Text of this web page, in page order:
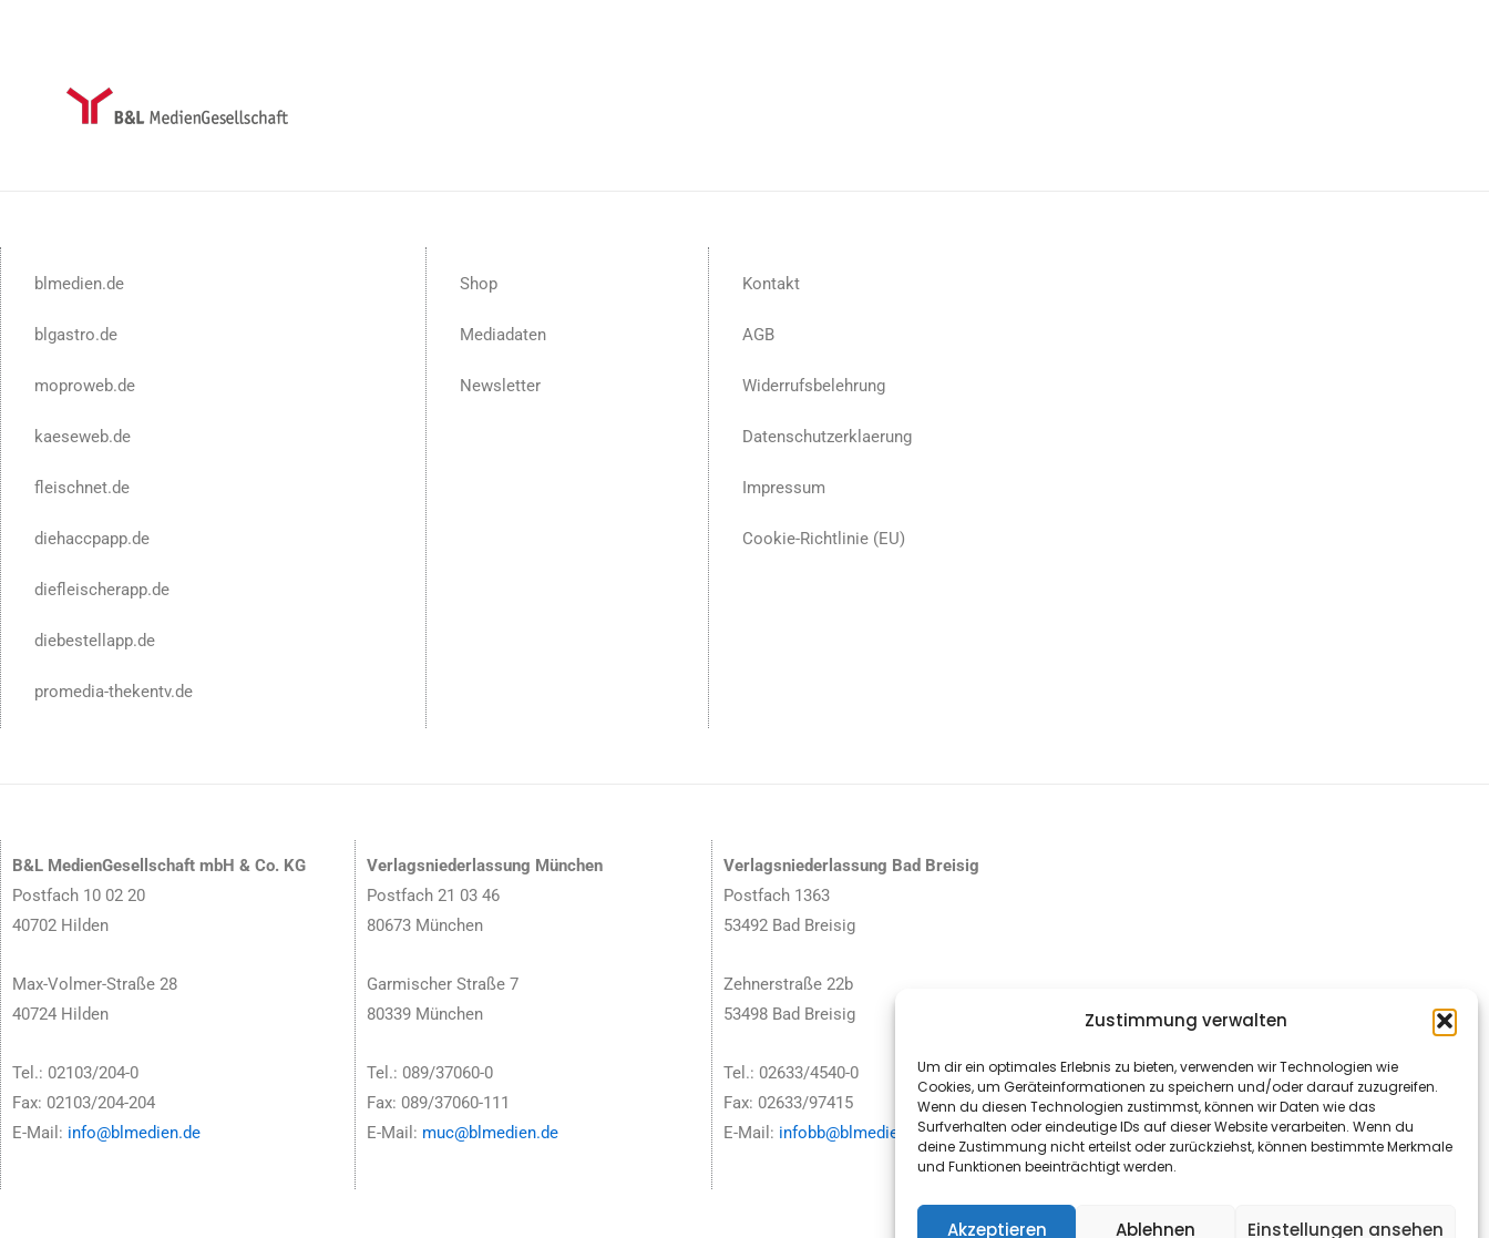
Zustimmung verwalten
Um dir ein optimales Erlebnis zu bieten, verwenden wir Technologien wie
Cookies, um Geräteinformationen zu speichern und/oder darauf zuzugreifen.
Wenn du diesen Technologien zustimmst, können wir Daten wie das
Surfverhalten oder eindeutige IDs auf dieser Website verarbeiten. Wenn du
deine Zustimmung nicht erteilst oder zurückziehst, können bestimmte Merkmale
und Funktionen beeinträchtigt werden.
Akzeptieren Ablehnen Einstellungen ansehen
blmedien.de
blgastro.de
moproweb.de
kaeseweb.de
fleischnet.de
diehaccpapp.de
diefleischerapp.de
diebestellapp.de
promedia-thekentv.de
Shop
Mediadaten
Newsletter
Kontakt
AGB
Widerrufsbelehrung
Datenschutzerklaerung
Impressum
Cookie-Richtlinie (EU)
B&L MedienGesellschaft mbH & Co. KG
Postfach 10 02 20
40702 Hilden
Max-Volmer-Straße 28
40724 Hilden
Tel.: 02103/204-0
Fax: 02103/204-204
E-Mail: info@blmedien.de
Verlagsniederlassung München
Postfach 21 03 46
80673 München
Garmischer Straße 7
80339 München
Tel.: 089/37060-0
Fax: 089/37060-111
E-Mail: muc@blmedien.de
Verlagsniederlassung Bad Breisig
Postfach 1363
53492 Bad Breisig
Zehnerstraße 22b
53498 Bad Breisig
Tel.: 02633/4540-0
Fax: 02633/97415
E-Mail: infobb@blmedien.de